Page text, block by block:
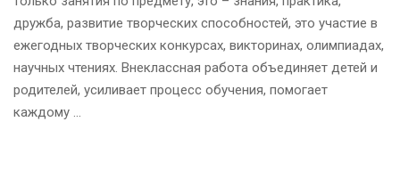
дружба, развитие творческих способностей, это участие в
ежегодных творческих конкурсах, викторинах, олимпиадах,
научных чтениях. Внеклассная работа объединяет детей и
родителей, усиливает процесс обучения, помогает
каждому …